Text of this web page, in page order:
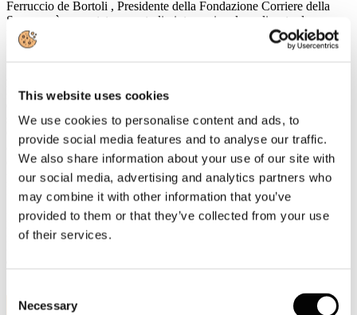
This website uses cookies
We use cookies to personalise content and ads, to
provide social media features and to analyse our traffic.
We also share information about your use of our site with
our social media, advertising and analytics partners who
may combine it with other information that you’ve
provided to them or that they’ve collected from your use
of their services.
Selection
Necessary
Ferruccio de Bortoli , Presidente della Fondazione Corriere della
Sera, verrà presentato uno
studio internazionale
realizzato da
University of Pennsylvania
Jawaharlal Nehru Universitye
University of Copenhagen
Studiare con o senza cellulare?
Luigi Einaudi) e Marco Crepaldi
dell'impatto degli smartphone sul processo di apprendimento. Nella
seconda parte dell'incontro,Francesco Amendola(Luiss Guido
Massimo Nunzio Barrella (Liceo Parini),
Cristina Dell'Acqua
(insegnante e scrittrice) e Andrea Di Mario (Liceo Carducci)
dialogheranno su come ripensare la scuola oltre il digitale, con la
partecipazione degli studenti dei licei Parini e Carducci. Modera
Massimo Sideri
, editorialista del Corriere della Sera
.
Ingresso libero fino a esaurimento posti.
Prenotazione sul sito